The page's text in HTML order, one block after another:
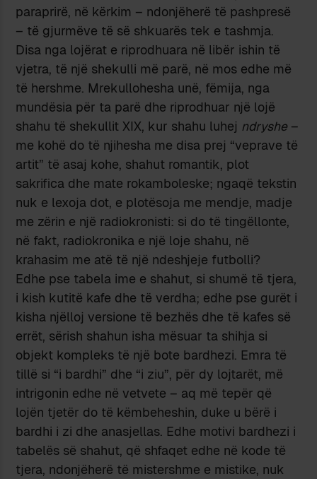
paraprirë, në kërkim – ndonjëherë të pashpresë
– të gjurmëve të së shkuarës tek e tashmja.
Disa nga lojërat e riprodhuara në libër ishin të
vjetra, të një shekulli më parë, në mos edhe më
të hershme. Mrekullohesha unë, fëmija, nga
mundësia për ta parë dhe riprodhuar një lojë
shahu të shekullit XIX, kur shahu luhej ndryshe –
me kohë do të njihesha me disa prej “veprave të
artit” të asaj kohe, shahut romantik, plot
sakrifica dhe mate rokamboleske; ngaqë tekstin
nuk e lexoja dot, e plotësoja me mendje, madje
me zërin e një radiokronisti: si do të tingëllonte,
në fakt, radiokronika e një loje shahu, në
krahasim me atë të një ndeshjeje futbolli?
Edhe pse tabela ime e shahut, si shumë të tjera,
i kish kutitë kafe dhe të verdha; edhe pse gurët i
kisha njëlloj versione të bezhës dhe të kafes së
errët, sërish shahun isha mësuar ta shihja si
objekt kompleks të një bote bardhezi. Emra të
tillë si “i bardhi” dhe “i ziu”, për dy lojtarët, më
intrigonin edhe në vetvete – aq më tepër që
lojën tjetër do të këmbeheshin, duke u bërë i
bardhi i zi dhe anasjellas. Edhe motivi bardhezi i
tabelës së shahut, që shfaqet edhe në kode të
tjera, ndonjëherë të mistershme e mistike, nuk